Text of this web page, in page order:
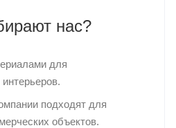
нас?
для
подходят для
объектов.